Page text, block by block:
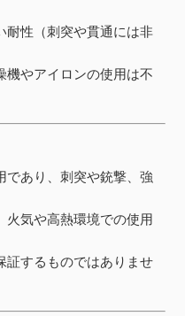
耐性（刺突や貫通には非
機やアイロンの使用は不
であり、刺突や銃撃、強
火気や高熱環境での使用
証するものではありませ